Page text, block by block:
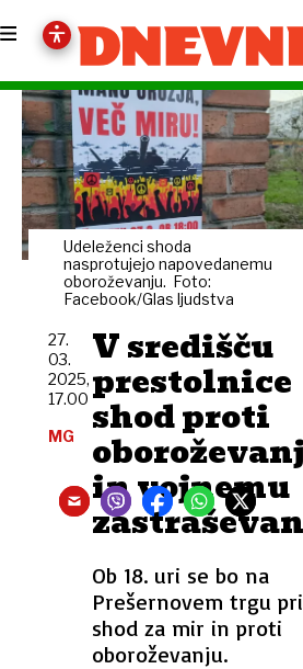
Udeleženci shoda
nasprotujejo napovedanemu
oboroževanju. Foto:
Facebook/Glas ljudstva
V središču
prestolnice
shod proti
in vojnemu
Ob 18. uri se bo na
Prešernovem trgu
shod za mir in proti
oboroževanju.
27.
03.
2025,
17.00
MG